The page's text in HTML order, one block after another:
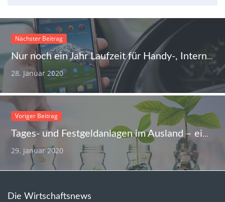
Nächster Beitrag
Nur noch ein Jahr Laufzeit für Handy-, Internet- und Fitnessverträge
28. Januar 2020
Voriger Beitrag
Tages- und Festgeldanlagen im Ausland – einfache Auswahl über Zinsportale
29. Januar 2020
Die Wirtschaftsnews